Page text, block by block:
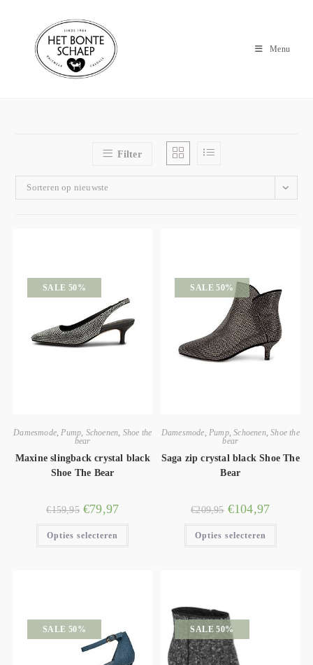
Menu
Filter
Sorteren op nieuwste
SALE 50%
Damesmode,Pump, Schoenen, Shoe the
bear
Maxine slingback crystal black
Shoe The Bear
€159,95 €79,97
Opties selecteren
SALE 50%
Damesmode, Pump,Schoenen,Shoe the
bear
Saga zip crystal black Shoe The
Bear
€209,95 €104,97
Opties selecteren
SALE 50% SALE 50%